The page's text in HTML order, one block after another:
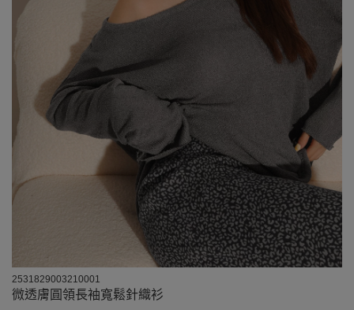
2531829003210001
微透膚圓領長袖寬鬆針織衫